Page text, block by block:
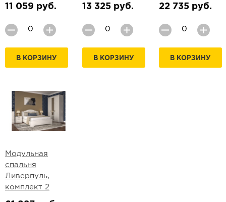
11 059 руб.
В КОРЗИНУ
13 325 руб.
В КОРЗИНУ
22 735 руб.
В КОРЗИНУ
Модульная
спальня
Ливерпуль,
комплект 2